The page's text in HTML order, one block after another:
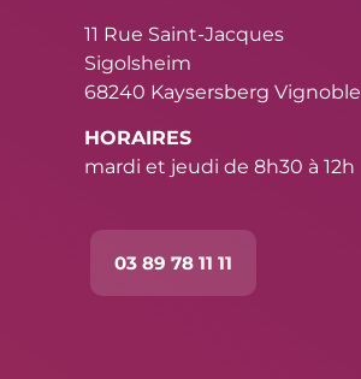
11 Rue Saint-Jacques
Sigolsheim
68240 Kaysersberg Vignoble
HORAIRES
mardi et jeudi de 8h30 à 12h
03 89 78 11 11